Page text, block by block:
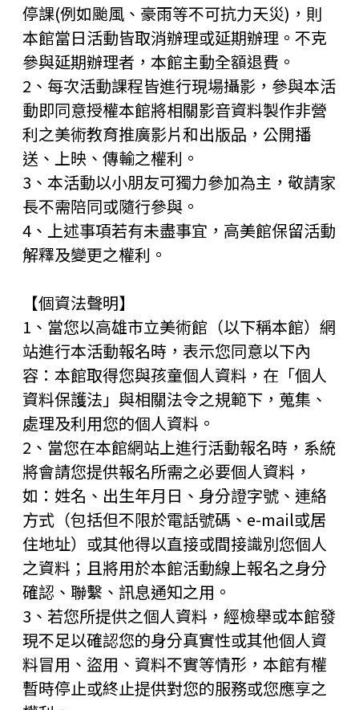
停課(例如颱風、豪雨等不可抗力天災)，則
本館當日活動皆取消辦理或延期辦理。不克
參與延期辦理者，本館主動全額退費。
2、每次活動課程皆進行現場攝影，參與本活
動即同意授權本館將相關影音資料製作非營
利之美術教育推廣影片和出版品，公開播
送、上映、傳輸之權利。
3、本活動以小朋友可獨力參加為主，敬請家
長不需陪同或隨行參與。
4、上述事項若有未盡事宜，高美館保留活動
解釋及變更之權利。
【個資法聲明】
1、當您以高雄市立美術館（以下稱本館）網
站進行本活動報名時，表示您同意以下內
容：本館取得您與孩童個人資料，在「個人
資料保護法」與相關法令之規範下，蒐集、
處理及利用您的個人資料。
2、當您在本館網站上進行活動報名時，系統
將會請您提供報名所需之必要個人資料，
如：姓名、出生年月日、身分證字號、連絡
方式（包括但不限於電話號碼、e-mail或居
住地址）或其他得以直接或間接識別您個人
之資料；且將用於本館活動線上報名之身分
確認、聯繫、訊息通知之用。
3、若您所提供之個人資料，經檢舉或本館發
現不足以確認您的身分真實性或其他個人資
料冒用、盜用、資料不實等情形，本館有權
暫時停止或終止提供對您的服務或您應享之